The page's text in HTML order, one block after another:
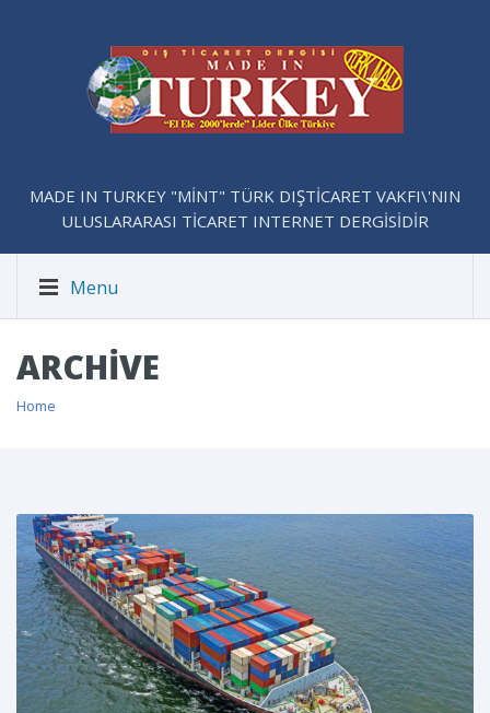
MADE IN TURKEY "MİNT" TÜRK DIŞTİCARET VAKFI\'NIN
ULUSLARARASI TİCARET INTERNET DERGİSİDİR
Menu
ARCHIVE
Home